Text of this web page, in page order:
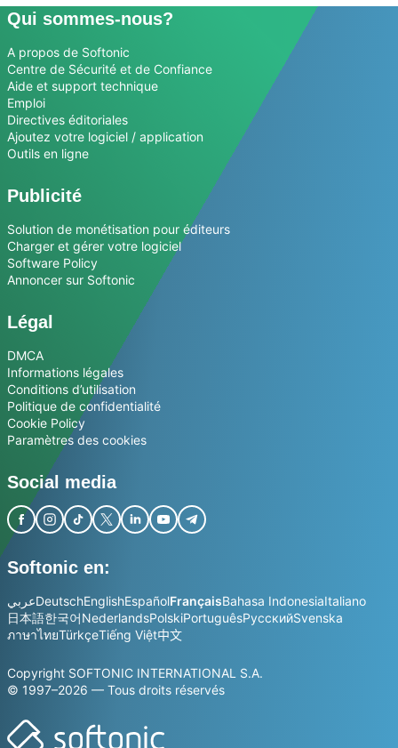
Qui sommes-nous?
A propos de Softonic
Centre de Sécurité et de Confiance
Aide et support technique
Emploi
Directives éditoriales
Ajoutez votre logiciel / application
Outils en ligne
Publicité
Solution de monétisation pour éditeurs
Charger et gérer votre logiciel
Software Policy
Annoncer sur Softonic
Légal
DMCA
Informations légales
Conditions d’utilisation
Politique de confidentialité
Cookie Policy
Paramètres des cookies
Social media
Softonic en:
عربيDeutschEnglishEspañolFrançaisBahasa IndonesiaItaliano
日本語한국어NederlandsPolskiPortuguêsРусскийSvenska
ภาษาไทยTürkçeTiếng Việt中文
Copyright SOFTONIC INTERNATIONAL S.A.
© 1997–2026 — Tous droits réservés